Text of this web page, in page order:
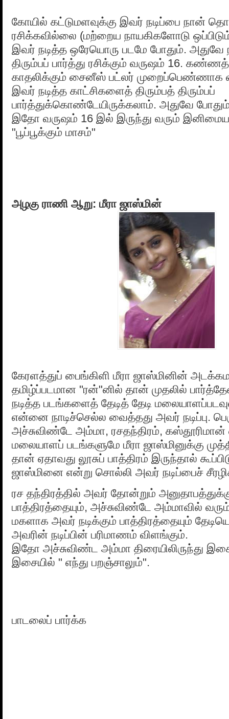
கோயில் கட்டுமளவுக்கு இவர் நடிப்பை நான்
ரசிக்கவில்லை (மற்றைய நாயகிகளோடு
இவர் நடித்த ஒரேயொரு படமே போதும். அதுவே
திரும்பப் பார்த்து ரசிக்கும் வருஷம் 16.
காதலிக்கும் சைனீஸ் பட்லர் முறைப்பெண்ணாக
இவர் நடித்த காட்சிகளைத் திரும்பத் திரும்பப்
பார்த்துக்கொண்டேயிருக்கலாம். அதுவே
இதோ வருஷம் 16 இல் இருந்து வரும்
"பூப்பூக்கும் மாசம்"
அழகு ராணி ஆறு: மீரா ஜாஸ்மின்
கேரளத்துப் பைங்கிளி மீரா ஜாஸ்மினின்
தமிழ்ப்படமான "ரன்"னில் தான் முதலில்
நடித்த படங்களைத் தேடித் தேடி
என்னை நாடிச்செல்ல வைத்தது அவர் நடிப்பு.
அச்சுவிண்டே அம்மா, ரசதந்திரம்,
மலையாளப் படங்களுமே மீரா ஜாஸ்மினுக்கு
தான் ஏதாவது லூசுப் பாத்திரம் இருந்தால்
ஜாஸ்மினை என்று சொல்லி அவர் நடிப்பைச்
ரச தந்திரத்தில் அவர் தோன்றும்
பாத்திரத்தையும், அச்சுவிண்டே அம்மாவில்
மகளாக அவர் நடிக்கும் பாத்திரத்தையும்
அவரின் நடிப்பின் பரிமாணம் விளங்கும்.
இதோ அச்சுவிண்ட அம்மா திரையிலிருந்து
இசையில் " எந்து பறஞ்சாலும்".
பாடலைப் பார்க்க